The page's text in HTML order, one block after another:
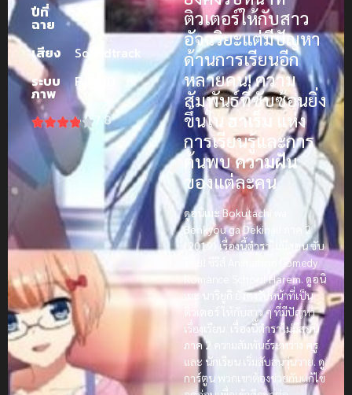
ปีที่
ฉาย
เสียง
Soundtrack
ระบบ
ภาพ
Full HD
7.8
ติวเตอร์ให้กับสาว
อัจฉริยะแต่มีปัญหา
ด้านการเรียนอีก
หลายคน! ความ
สัมพันธ์ที่ซับซ้อนยิ่ง
ขึ้นในฮาเร็ม แห่ง
การเรียนรู้และการ
ค้นพบความฝัน
ของแต่ละคน
ดูอนิเมะ Bokutachi wa
Benkyou ga Dekinai! ภาค 2
(2019) เรื่องนี้ตำราไม่มีสอน ซับ
ซีรีส์ Animation Comedy
Romance School Harem. ดูอนิ
เมะ นาริยูกิ
ยังคงรับหน้าที่เป็น
ติวเตอร์
ให้กับสาว ๆ ที่มีปัญหา
เรื่องเรียน. เรื่องนี้ตำราไม่มีสอน
ภาค 2 ความสัมพันธ์ระหว่าง ครู
และ นักเรียน เริ่มสับสนวุ่นวาย. ดู
การ์ตูนพวกเขาต้องช่วยกันแก้ไข